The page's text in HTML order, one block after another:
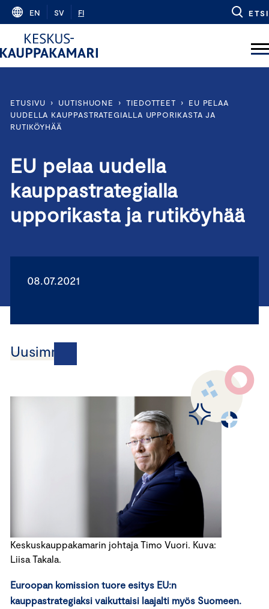
Skip
content
EN SV FI ETSI
ETUSIVU › UUTISHUONE › TIEDOTTEET ›
EU PELAA
UUDELLA KAUPPASTRATEGIALLA UPPORIKASTA JA
RUTIKÖYHÄÄ
EU pelaa uudella
kauppastrategialla
upporikasta ja rutiköyhää
08.07.2021
Uusimmat
Keskuskauppakamarin johtaja Timo Vuori. Kuva:
Liisa Takala.
Euroopan komission tuore esitys EU:n
kauppastrategiaksi vaikuttaisi laajalti myös Suomeen.